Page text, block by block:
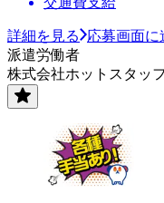
詳細を見る
応募画面に
派遣労働者
株式会社ホットスタッ